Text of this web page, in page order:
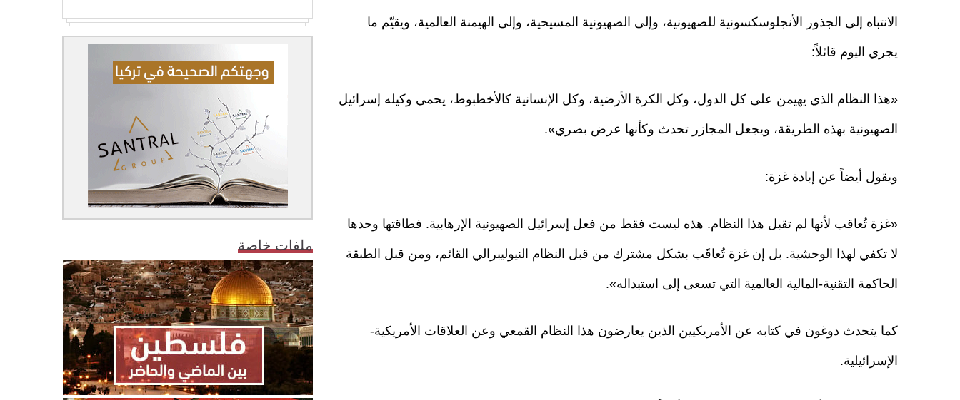
الانتباه إلى الجذور الأنجلوسكسونية للصهيونية، وإلى الصهيونية المسيحية، وإلى الهيمنة العالمية، ويقيّم ما
يجري اليوم قائلاً:
«هذا النظام الذي يهيمن على كل الدول، وكل الكرة الأرضية، وكل الإنسانية كالأخطبوط، يحمي وكيله إسرائيل
الصهيونية بهذه الطريقة، ويجعل المجازر تحدث وكأنها عرض بصري».
ويقول أيضاً عن إبادة غزة:
«غزة تُعاقب لأنها لم تقبل هذا النظام. هذه ليست فقط من فعل إسرائيل الصهيونية الإرهابية. فطاقتها وحدها
لا تكفي لهذا الوحشية. بل إن غزة تُعاقَب بشكل مشترك من قبل النظام النيوليبرالي القائم، ومن قبل الطبقة
الحاكمة التقنية-المالية العالمية التي تسعى إلى استبداله».
كما يتحدث دوغون في كتابه عن الأمريكيين الذين يعارضون هذا النظام القمعي وعن العلاقات الأمريكية-
الإسرائيلية.
ملفات خاصة